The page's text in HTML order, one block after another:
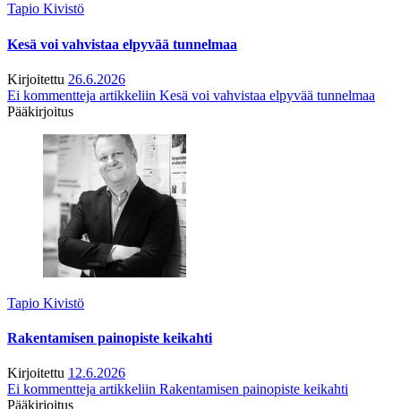
Tapio Kivistö
Kesä voi vahvistaa elpyvää tunnelmaa
Kirjoitettu 26.6.2026
Ei kommentteja artikkeliin Kesä voi vahvistaa elpyvää tunnelmaa
Pääkirjoitus
Tapio Kivistö
Rakentamisen painopiste keikahti
Kirjoitettu 12.6.2026
Ei kommentteja artikkeliin Rakentamisen painopiste keikahti
Pääkirjoitus